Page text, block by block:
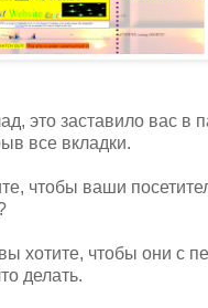
это заставило вас в
все вкладки.
чтобы ваши
хотите, чтобы они с
делать.